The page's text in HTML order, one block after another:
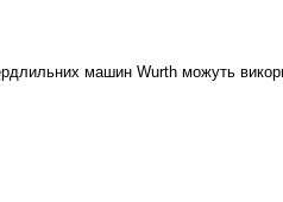
машин Wurth можуть